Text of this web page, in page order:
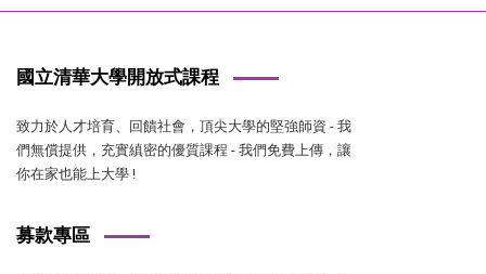
國立清華大學開放式課程
致力於人才培育、回饋社會，頂尖大學的堅強師資 - 我
們無償提供，充實縝密的優質課程 - 我們免費上傳，讓
你在家也能上大學 !
募款專區